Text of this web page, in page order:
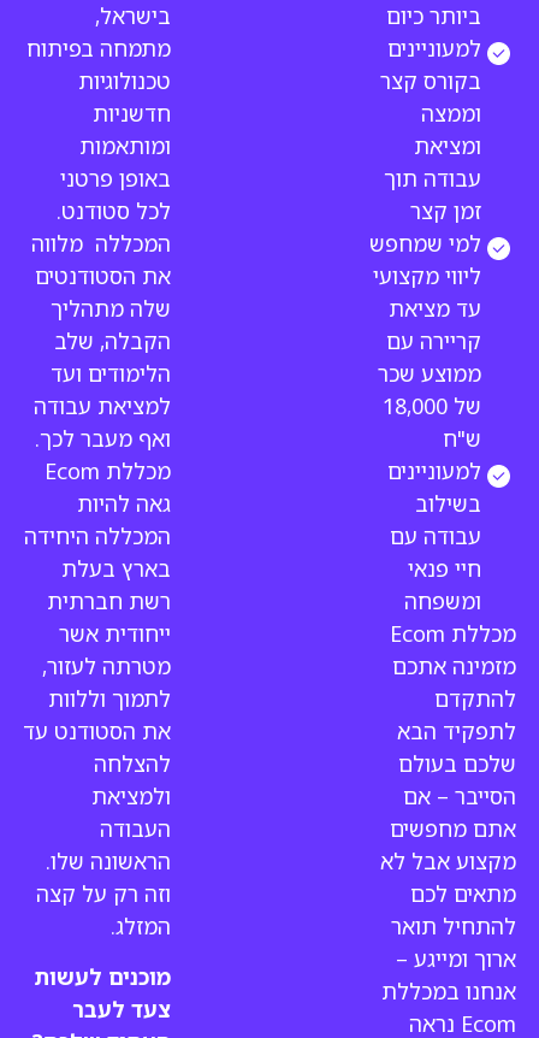
ביותר כיום
למעוניינים
בקורס קצר
וממצה
ומציאת
עבודה תוך
זמן קצר
למי שמחפש
ליווי מקצועי
עד מציאת
קריירה עם
ממוצע שכר
של 18,000
ש"ח
למעוניינים
בשילוב
עבודה עם
חיי פנאי
ומשפחה
מכללת Ecom
מזמינה אתכם
להתקדם
לתפקיד הבא
שלכם בעולם
הסייבר – אם
אתם מחפשים
מקצוע אבל לא
מתאים לכם
להתחיל תואר
ארוך ומייגע –
אנחנו במכללת
Ecom נראה
בישראל,
מתמחה בפיתוח
טכנולוגיות
חדשניות
ומותאמות
באופן פרטני
לכל סטודנט.
המכללה מלווה
את הסטודנטים
שלה מתהליך
הקבלה, שלב
הלימודים ועד
למציאת עבודה
ואף מעבר לכך.
מכללת Ecom
גאהלהיות
המכללה היחידה
בארץ בעלת
רשת חברתית
ייחודית אשר
מטרתה לעזור,
לתמוך וללוות
את הסטודנט עד
להצלחה
ולמציאת
העבודה
הראשונה שלו.
וזה רק על קצה
המזלג.
מוכנים לעשות
צעד לעבר